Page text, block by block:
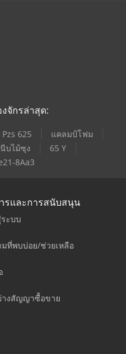
จักรล่าสุด:
Pzs 625
แคลมป์โฟม
บไม้ซุง
65 Y
8Aa3
รและการสนับสนุน
ะบบ
มที่พบบ่อย/ช่วยเหลือ
างสัญญาซื้อขาย